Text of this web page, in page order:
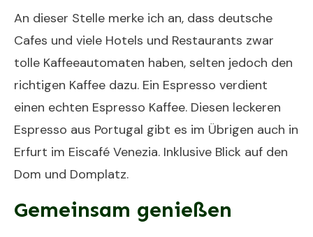
An dieser Stelle merke ich an, dass deutsche
Cafes und viele Hotels und Restaurants zwar
tolle Kaffeeautomaten haben, selten jedoch den
richtigen Kaffee dazu. Ein Espresso verdient
einen echten Espresso Kaffee. Diesen leckeren
Espresso aus Portugal gibt es im Übrigen auch in
Erfurt im Eiscafé Venezia. Inklusive Blick auf den
Dom und Domplatz.
Gemeinsam genießen